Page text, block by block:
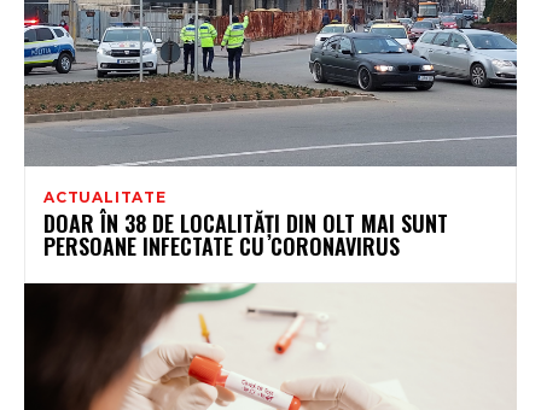
ACTUALITATE
DOAR ÎN 38 DE LOCALITĂȚI DIN OLT MAI SUNT
PERSOANE INFECTATE CU CORONAVIRUS